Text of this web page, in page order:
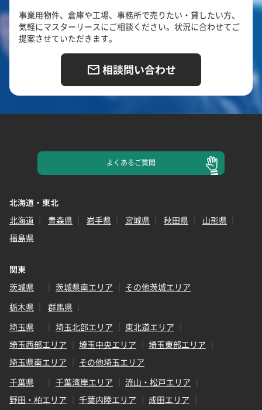
事業用物件、倉庫や工場、事務所で売りたい・貸したい方、
気軽にマスターリースにご相談ください。状況に合わせてご
提案させていただきます。
相談問い合わせ
よくあるご質問
北海道・東北
北海道
青森県 岩手県 宮城県 秋田県
山形県
福島県
関東
茨城県
茨城県南エリア
その他茨城エリア
栃木県
群馬県
埼玉県
埼玉北部エリア
東北道エリア
埼玉西部エリア
埼玉中央エリア
埼玉東部エリア
埼玉県南エリア
その他埼玉エリア
千葉県
千葉湾岸エリア
流山・松戸エリア
野田・柏エリア
千葉内陸エリア
成田エリア